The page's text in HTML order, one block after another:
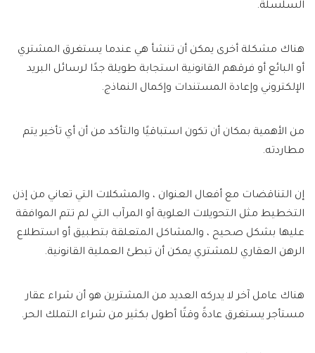
السلسلة.
هناك مشكلة أخرى يمكن أن تنشأ هي عندما يستغرق المشتري
أو البائع أو فرقهم القانونية استجابة طويلة جدًا لرسائل البريد
الإلكتروني وإعادة المستندات وإكمال النماذج.
من الأهمية بمكان أن تكون استباقيًا والتأكد من أن أي تأخير يتم
مطاردته.
إن التناقضات مع أفعال العنوان ، والمشكلات التي تعاني من إذن
التخطيط مثل التحويلات العلوية أو المرآب التي لم تتم الموافقة
عليها بشكل صحيح ، والمشاكل المتعلقة بتطبيق أو استطلاع
الرهن العقاري للمشتري يمكن أن تبطئ العملية القانونية.
هناك عامل آخر لا يدركه العديد من المشترين هو أن شراء عقار
مستأجر يستغرق عادةً وقتًا أطول بكثير من شراء التملك الحر.